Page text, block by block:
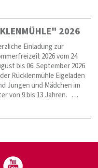
2026
Einladung zur
2026 vom 24.
bis 06. September 2026
Rücklenmühle Eigeladen
Jungen und Mädchen im
von 9 bis 13 Jahren. …